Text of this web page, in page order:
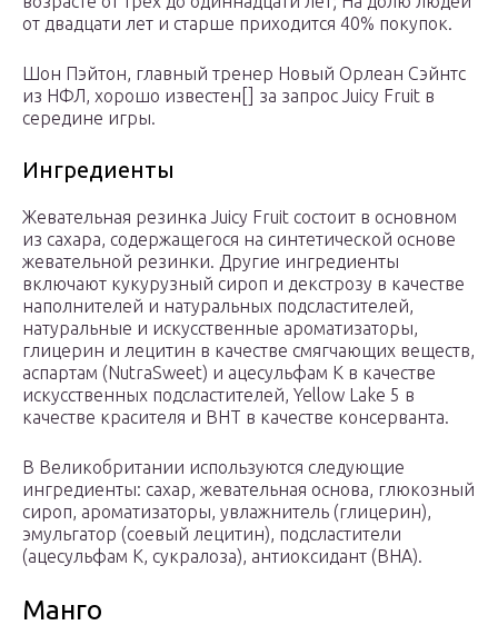
от двадцати лет и старше приходится 40% покупок.
Шон Пэйтон, главный тренер Новый Орлеан Сэйнтс
из НФЛ, хорошо известен[] за запрос Juicy Fruit в
середине игры.
Ингредиенты
Жевательная резинка Juicy Fruit состоит в основном
из сахара, содержащегося на синтетической основе
жевательной резинки. Другие ингредиенты
включают кукурузный сироп и декстрозу в качестве
наполнителей и натуральных подсластителей,
натуральные и искусственные ароматизаторы,
глицерин и лецитин в качестве смягчающих веществ,
аспартам (NutraSweet) и ацесульфам K в качестве
искусственных подсластителей, Yellow Lake 5 в
качестве красителя и BHT в качестве консерванта.
В Великобритании используются следующие
ингредиенты: сахар, жевательная основа, глюкозный
сироп, ароматизаторы, увлажнитель (глицерин),
эмульгатор (соевый лецитин), подсластители
(ацесульфам K, сукралоза), антиоксидант (BHA).
Манго